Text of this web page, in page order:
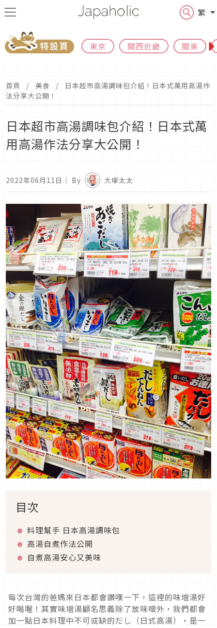
繁
東京 關西近畿 關東
首頁 美食
日本超市高湯調味包介紹！日本式萬用高湯作
法分享大公開！
日本超市高湯調味包介紹！日本式萬
用高湯作法分享大公開！
2022年06月11日 ｜ By 大塚太太
目次
料理幫手 日本高湯調味包
高湯自煮作法公開
自煮高湯安心又美味
每次台灣的爸媽來日本都會讚嘆一下，這裡的味增湯好
好喝喔！其實味增湯顧名思義除了放味噌外，我們都會
加一點日本料理中不可或缺的だし（日式高湯），是一